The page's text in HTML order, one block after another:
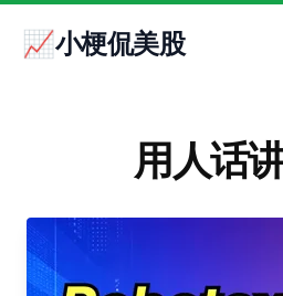
📈小梗侃美股
用人话